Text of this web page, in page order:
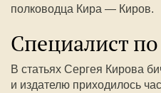
полководца Кира — Киров.
Специалист
В статьях Сергея Кирова
и издателю приходилось